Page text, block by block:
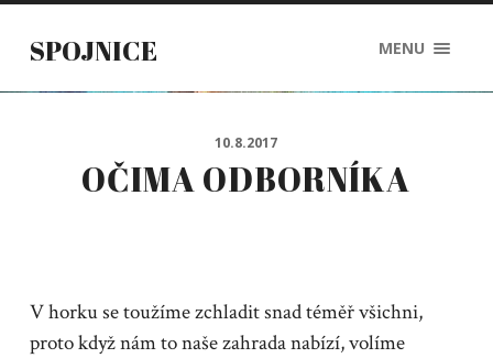
SPOJNICE MENU
10.8.2017
OČIMA ODBORNÍKA
V horku se toužíme zchladit snad téměř všichni,
proto když nám to naše zahrada nabízí, volíme